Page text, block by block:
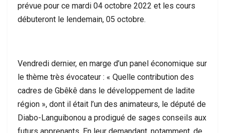
prévue pour ce mardi 04 octobre 2022 et les cours
débuteront le lendemain, 05 octobre.
Vendredi dernier, en marge d’un panel économique sur
le thème très évocateur : « Quelle contribution des
cadres de Gbêkê dans le développement de ladite
région », dont il était l’un des animateurs, le député de
Diabo-Languibonou a prodigué de sages conseils aux
futurs apprenants. En leur demandant, notamment, de